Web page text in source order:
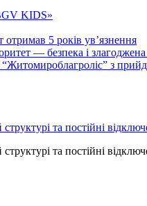
KIDS»
5 років ув’язнення
— безпека і злагоджена
“Житомироблагроліс” з
та постійні
та постійні